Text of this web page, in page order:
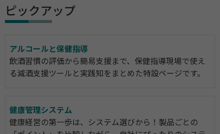
ピックアップ
アルコールと保健指導
飲酒習慣の評価から簡易支援まで、保健指導現場で使え
る減酒支援ツールと実践知をまとめた特設ページです。
健康管理システム
健康経営の第一歩は、システム選びから！製品ごとの